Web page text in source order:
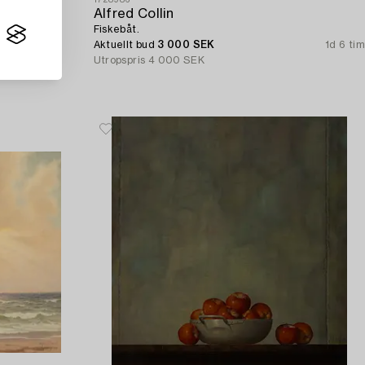
6d 6 tim
Alfred Collin
Fiskebåt.
Aktuellt bud 3 000 SEK
1d 6 tim
Utropspris 4 000 SEK